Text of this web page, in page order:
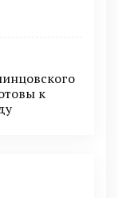
к